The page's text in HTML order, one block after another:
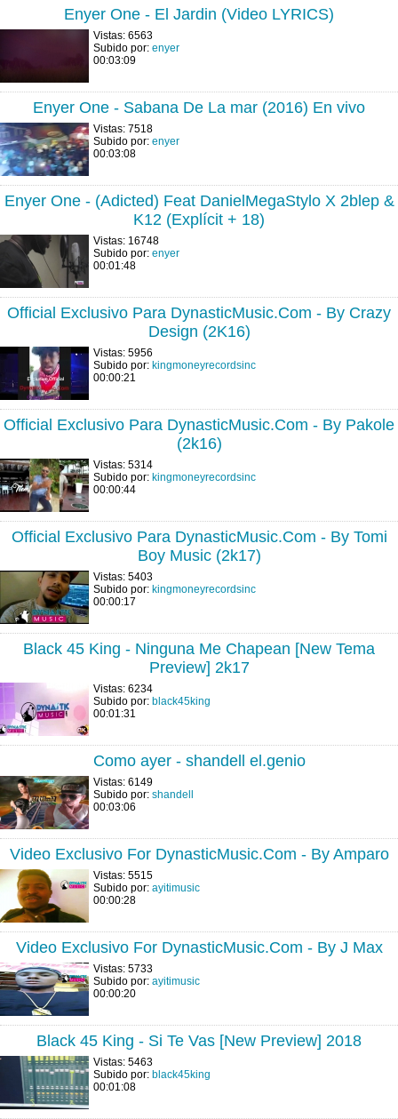
Enyer One - El Jardin (Video LYRICS)
Vistas: 6563
Subido por: enyer
00:03:09
Enyer One - Sabana De La mar (2016) En vivo
Vistas: 7518
Subido por: enyer
00:03:08
Enyer One - (Adicted) Feat DanielMegaStylo X 2blep &
K12 (Explícit + 18)
Vistas: 16748
Subido por: enyer
00:01:48
Official Exclusivo Para DynasticMusic.Com - By Crazy
Design (2K16)
Vistas: 5956
Subido por: kingmoneyrecordsinc
00:00:21
Official Exclusivo Para DynasticMusic.Com - By Pakole
(2k16)
Vistas: 5314
Subido por: kingmoneyrecordsinc
00:00:44
Official Exclusivo Para DynasticMusic.Com - By Tomi
Boy Music (2k17)
Vistas: 5403
Subido por: kingmoneyrecordsinc
00:00:17
Black 45 King - Ninguna Me Chapean [New Tema
Preview] 2k17
Vistas: 6234
Subido por: black45king
00:01:31
Como ayer - shandell el.genio
Vistas: 6149
Subido por: shandell
00:03:06
Video Exclusivo For DynasticMusic.Com - By Amparo
Vistas: 5515
Subido por: ayitimusic
00:00:28
Video Exclusivo For DynasticMusic.Com - By J Max
Vistas: 5733
Subido por: ayitimusic
00:00:20
Black 45 King - Si Te Vas [New Preview] 2018
Vistas: 5463
Subido por: black45king
00:01:08